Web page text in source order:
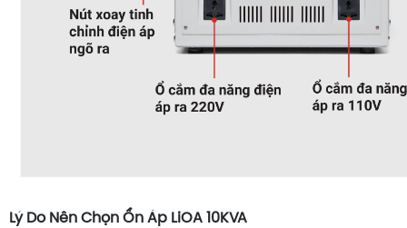
Lý Do Nên Chọn Ổn Áp LiOA 10KVA